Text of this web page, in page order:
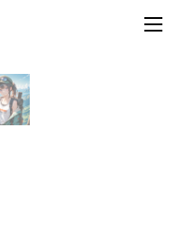
t
o